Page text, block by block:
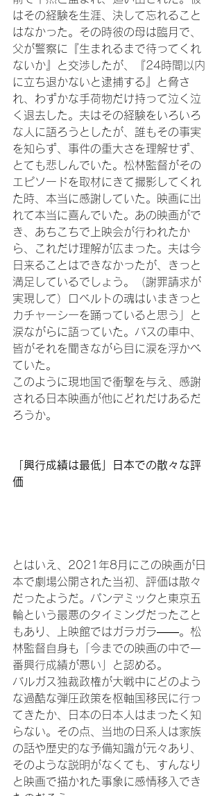
はその経験を生涯、決して忘れること
はなかった。その時彼の母は臨月で、
父が警察に『生まれるまで待ってくれ
ないか』と交渉したが、『24時間以内
に立ち退かないと逮捕する』と脅さ
れ、わずかな手荷物だけ持って泣く泣
く退去した。夫はその経験をいろいろ
な人に語ろうとしたが、誰もその事実
を知らず、事件の重大さを理解せず、
とても悲しんでいた。松林監督がその
エピソードを取材にきて撮影してくれ
た時、本当に感謝していた。映画に出
れて本当に喜んでいた。あの映画がで
き、あちこちで上映会が行われたか
ら、これだけ理解が広まった。夫は今
日来ることはできなかったが、きっと
満足しているでしょう。（謝罪請求が
実現して）ロベルトの魂はいまきっと
カチャーシーを踊っていると思う」と
涙ながらに語っていた。バスの車中、
皆がそれを聞きながら目に涙を浮かべ
ていた。
このように現地国で衝撃を与え、感謝
される日本映画が他にどれだけあるだ
ろうか。
「興行成績は最低」日本での散々な評
価
とはいえ、2021年8月にこの映画が日
本で劇場公開された当初、評価は散々
だったようだ。パンデミックと東京五
輪という最悪のタイミングだったこと
もあり、上映館ではガラガラ――。松
林監督自身も「今までの映画の中で一
番興行成績が悪い」と認める。
バルガス独裁政権が大戦中にどのよう
な過酷な弾圧政策を枢軸国移民に行っ
てきたか、日本の日本人はまったく知
らない。その点、当地の日系人は家族
の話や歴史的な予備知識が元々あり、
そのような説明がなくても、すんなり
と映画で描かれた事象に感情移入でき